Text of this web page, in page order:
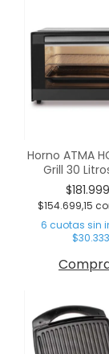
Horno ATMA
Grill 30
$154.699,15
6 cuotas sin